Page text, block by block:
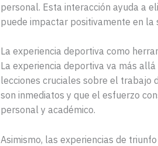
personal. Esta interacción ayuda a
puede impactar positivamente en la
La experiencia deportiva como
La experiencia deportiva va más
lecciones cruciales sobre el trabajo
son inmediatos y que el esfuerzo
personal y académico.
Asimismo, las experiencias de